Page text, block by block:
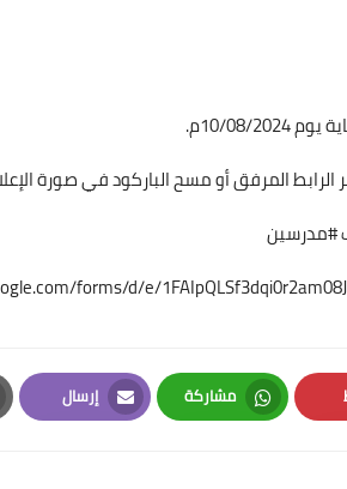
المرفق أو مسح الباركود في صورة
#مدرسين
forms/d/e/
مشاركة
Whatsapp
إرسال
Email